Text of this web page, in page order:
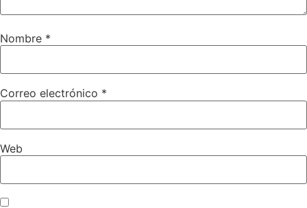
Nombre *
Correo electrónico *
Web